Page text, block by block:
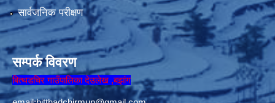
सार्वजनिक परीक्षण
सम्पर्क विवरण
बित्थडचिर गाउँपालिका देउलेख ,बझांग